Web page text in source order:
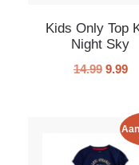
Kids Only Top
Night Sky
14.99 9.99